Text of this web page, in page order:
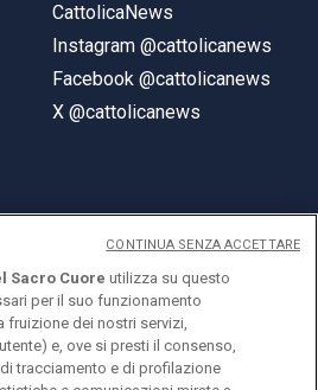
CattolicaNews
Instagram @cattolicanews
Facebook @cattolicanews
X @cattolicanews
Sacro Cuore
Sacro Cuore utilizza su questo
per il suo funzionamento
fruizione dei nostri servizi,
e, ove si presti il consenso,
tracciamento e di profilazione
CONTINUA SENZA ACCETTARE